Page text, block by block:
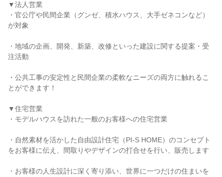
▼法人営業
・官公庁や民間企業（グンゼ、積水ハウス、大手ゼネコンなど）
が対象
・地域の企画、開発、新築、改修といった建設に関する提案・受
注活動
・公共工事の安定性と民間企業の柔軟なニーズの両方に触れるこ
とができます！
▼住宅営業
・モデルハウスを訪れた一般のお客様への住宅営業
・自然素材を活かした自由設計住宅（PI-S HOME）のコンセプト
をお客様に伝え、間取りやデザインの打合せを行い、販売します
・お客様の人生設計に深く寄り添い、世界に一つだけの住まいを